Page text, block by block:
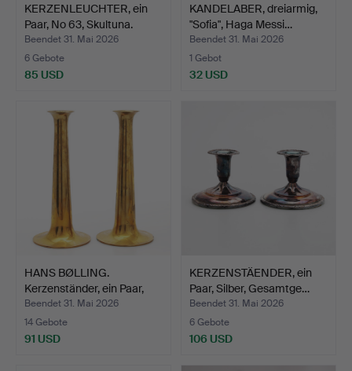
KERZENLEUCHTER, ein
Paar, No 63, Skultuna.
Beendet 31. Mai 2026
6 Gebote
85 USD
KANDELABER, dreiarmig,
"Sofia", Haga Messi…
Beendet 31. Mai 2026
1 Gebot
32 USD
HANS BØLLING.
Kerzenständer, ein Paar,
Mes…
Beendet 31. Mai 2026
14 Gebote
91 USD
KERZENSTÄENDER, ein
Paar, Silber, Gesamtge…
Beendet 31. Mai 2026
6 Gebote
106 USD